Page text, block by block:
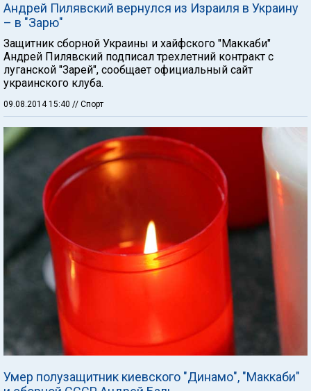
Андрей Пилявский вернулся из Израиля в Украину
– в "Зарю"
Защитник сборной Украины и хайфского "Маккаби"
Андрей Пилявский подписал трехлетний контракт с
луганской "Зарей", сообщает официальный сайт
украинского клуба.
09.08.2014 15:40 // Спорт
Умер полузащитник киевского "Динамо", "Маккаби"